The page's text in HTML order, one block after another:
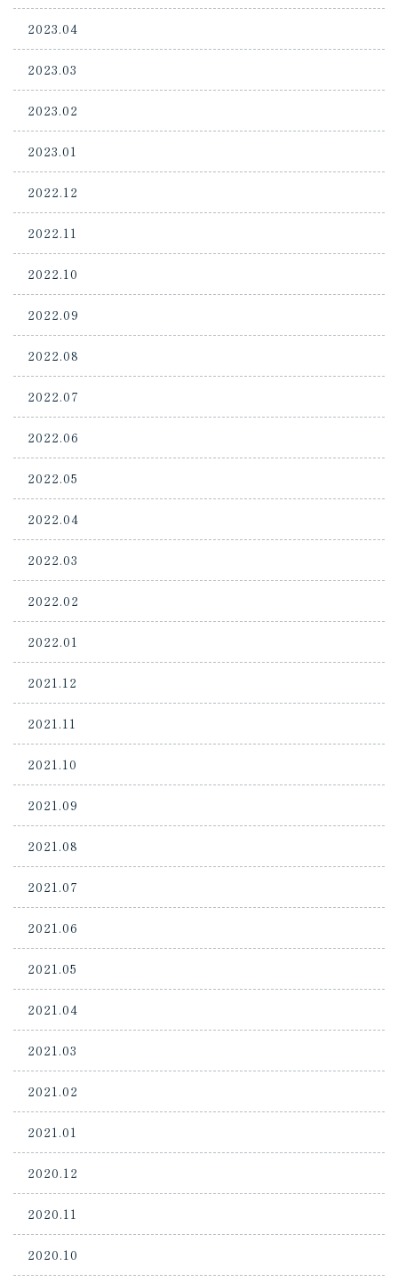
2023.04
2023.03
2023.02
2023.01
2022.12
2022.11
2022.10
2022.09
2022.08
2022.07
2022.06
2022.05
2022.04
2022.03
2022.02
2022.01
2021.12
2021.11
2021.10
2021.09
2021.08
2021.07
2021.06
2021.05
2021.04
2021.03
2021.02
2021.01
2020.12
2020.11
2020.10